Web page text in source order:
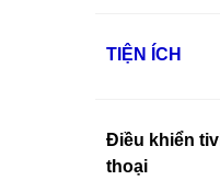
TIỆN ÍCH
Điều khiển
thoại